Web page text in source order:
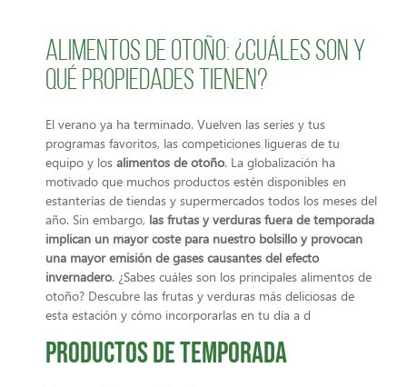
Alimentos de otoño: ¿cuáles son y
qué propiedades tienen?
El verano ya ha terminado. Vuelven las series y tus
programas favoritos, las competiciones ligueras de tu
equipo y los alimentos de otoño. La globalización ha
motivado que muchos productos estén disponibles en
estanterías de tiendas y supermercados todos los meses del
año. Sin embargo, las frutas y verduras fuera de temporada
implican un mayor coste para nuestro bolsillo y provocan
una mayor emisión de gases causantes del efecto
invernadero. ¿Sabes cuáles son los principales alimentos de
otoño? Descubre las frutas y verduras más deliciosas de
esta estación y cómo incorporarlas en tu día a d
Productos de temporada